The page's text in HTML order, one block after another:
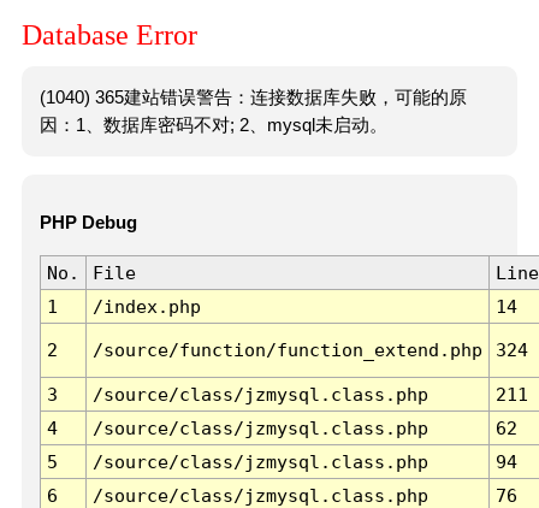
Database Error
(1040) 365建站错误警告：连接数据库失败，可能的原
因：1、数据库密码不对; 2、mysql未启动。
PHP Debug
No. File
Line
1
/index.php 14
2 /source/function/function_extend.php 324
3 /source/class/jzmysql.class.php
211
4
/source/class/jzmysql.class.php
62
5
/source/class/jzmysql.class.php
94
6
/source/class/jzmysql.class.php 76